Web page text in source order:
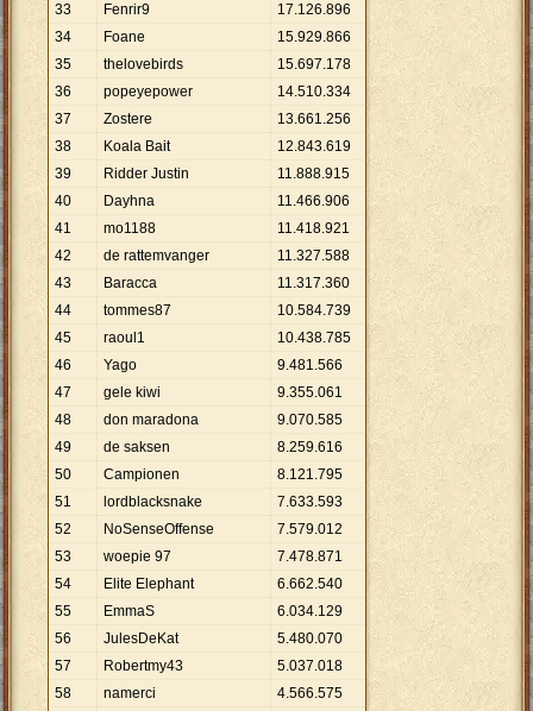
33
Fenrir9 17.126.896
34
Foane 15.929.866
35
thelovebirds 15.697.178
36
popeyepower 14.510.334
37
Zostere 13.661.256
38
Koala Bait 12.843.619
39
Ridder Justin 11.888.915
40
Dayhna 11.466.906
41
mo1188 11.418.921
42
de rattemvanger 11.327.588
43
Baracca 11.317.360
44
tommes87 10.584.739
45
raoul1 10.438.785
46
Yago 9.481.566
47
gele kiwi 9.355.061
48
don maradona 9.070.585
49
de saksen 8.259.616
50
Campionen 8.121.795
51
lordblacksnake 7.633.593
52
NoSenseOffense 7.579.012
53
woepie 97 7.478.871
54
Elite Elephant 6.662.540
55
EmmaS 6.034.129
56
JulesDeKat 5.480.070
57
Robertmy43 5.037.018
58
namerci 4.566.575